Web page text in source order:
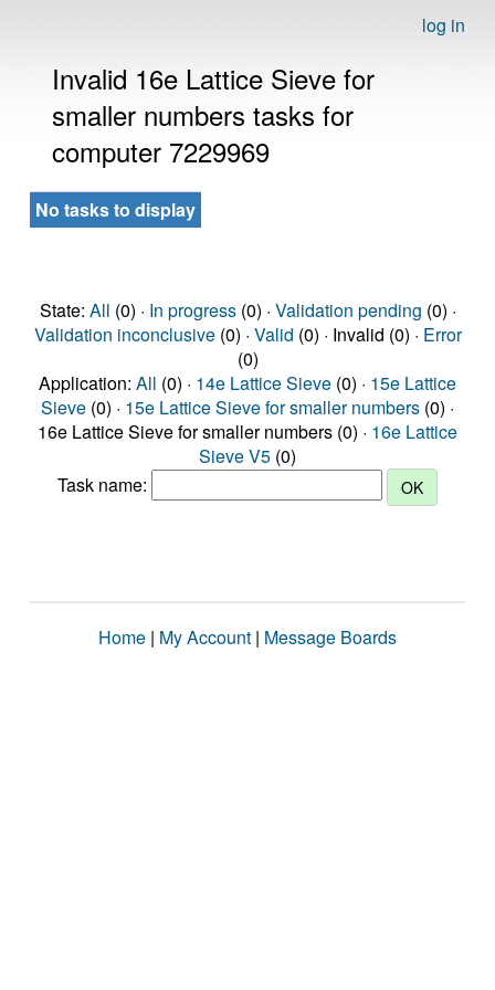
log in
Invalid 16e Lattice Sieve for
smaller numbers tasks for
computer 7229969
No tasks to display
State: All (0) · In progress(0) · Validation pending (0) ·
Validation inconclusive(0) · Valid (0) · Invalid (0) · Error
(0)
Application: All (0) · 14e Lattice Sieve (0) · 15e Lattice
Sieve (0) · 15e Lattice Sieve for smaller numbers (0) ·
16e Lattice Sieve for smaller numbers (0) · 16e Lattice
Sieve V5 (0)
Task name:
Home | My Account | Message Boards